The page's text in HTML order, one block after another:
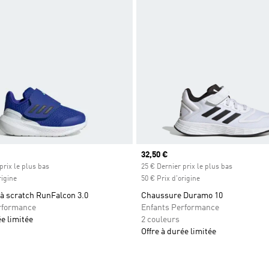
le plus bas
scratch RunFalcon 3.0
limitée
Prix actuel
32,50 €
25 € Dernier prix le plus bas
50 € Prix d'origine
Chaussure Duramo 10
Enfants Performance
2 couleurs
Offre à durée limitée